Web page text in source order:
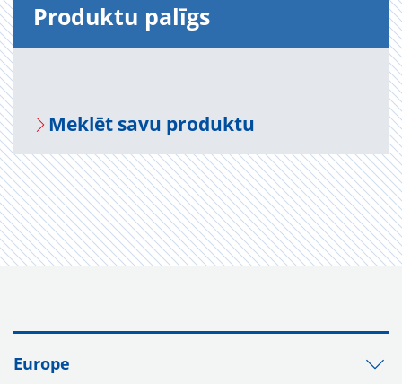
Pro­duktu pa­līgs
Mek­lēt savu pro­duktu
Europe